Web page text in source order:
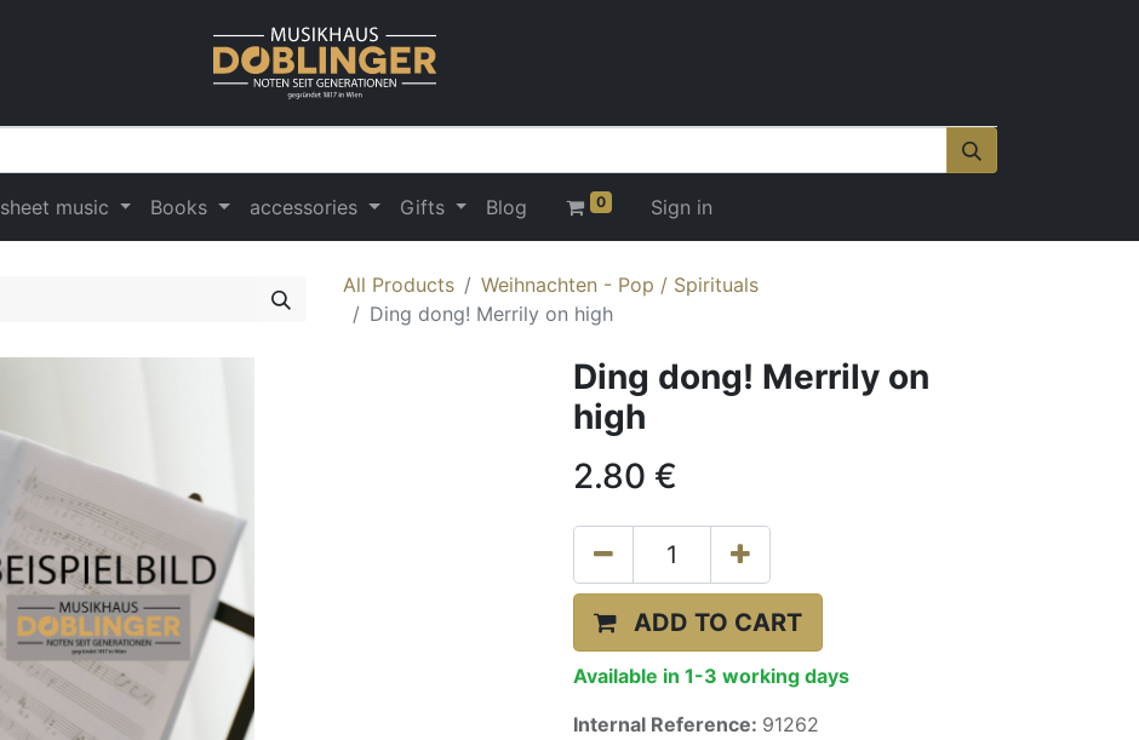
sheet music Books accessories Gifts Blog 0 Sign in
All Products
Weihnachten - Pop / Spirituals
Ding dong! Merrily on high
Ding dong! Merrily on
high
2.80 €
ADD TO CART
Available in 1-3 working days
Internal Reference: 91262